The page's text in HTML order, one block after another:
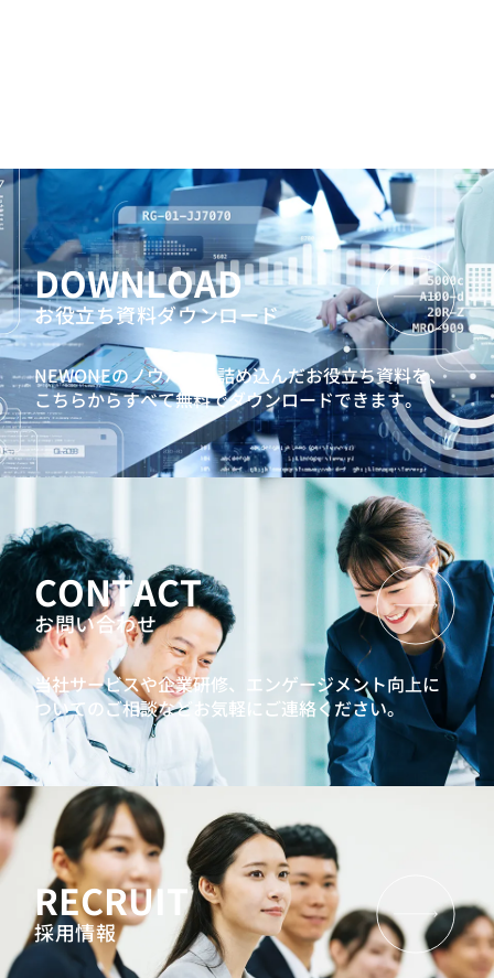
DOWNLOAD
お役立ち資料ダウンロード
NEWONEのノウハウを詰め込んだお役立ち資料を、
こちらからすべて無料でダウンロードできます。
CONTACT
お問い合わせ
当社サービスや企業研修、エンゲージメント向上に
ついてのご相談などお気軽にご連絡ください。
RECRUIT
採用情報